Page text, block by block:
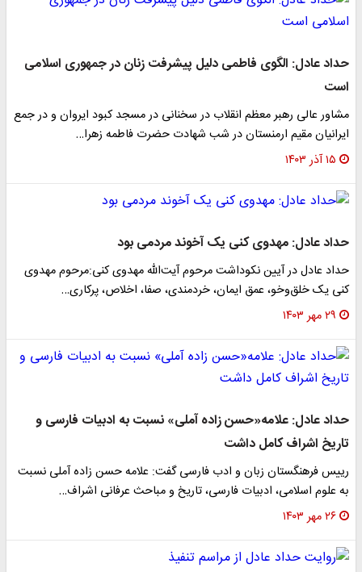
حداد عادل: الگوی فاطمی دلیل پیشرفت زنان در جمهوری اسلامی
است
مشاور عالی رهبر معظم انقلاب در سخنانی در مسجد کبود ایروان و در جمع
ایرانیان مقیم ارمنستان در شب شهادت حضرت فاطمه زهرا…
۱۵ آذر ۱۴۰۳
حداد عادل: مهدوی کنی یک آخوند مردمی بود
حداد عادل در آیین نکوداشت مرحوم آیت‌الله مهدوی کنی:مرحوم مهدوی
کنی یک خلق‌وخو، عمق ایمان، خردمندی، صفا، اخلاص، پرکاری…
۲۹ مهر ۱۴۰۳
حداد عادل: علامه«حسن زاده آملی» نسبت به ادبیات فارسی و
تاریخ اشراف کامل داشت
رییس فرهنگستان زبان و ادب فارسی گفت: علامه حسن زاده آملی نسبت
به علوم اسلامی، ادبیات فارسی، تاریخ و مباحث عرفانی اشراف…
۲۶ مهر ۱۴۰۳